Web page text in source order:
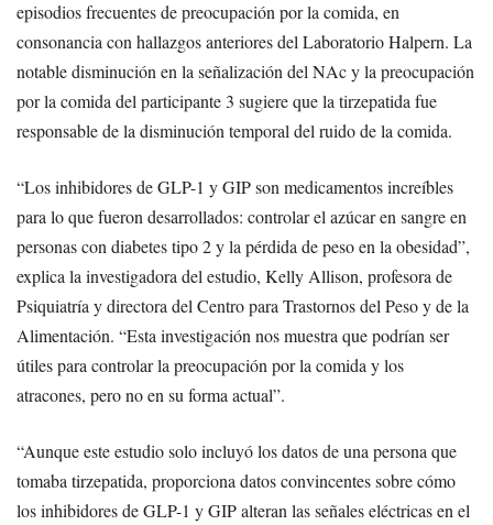
episodios frecuentes de preocupación por la comida, en
consonancia con hallazgos anteriores del Laboratorio Halpern. La
notable disminución en la señalización del NAc y la preocupación
por la comida del participante 3 sugiere que la tirzepatida fue
responsable de la disminución temporal del ruido de la comida.
“Los inhibidores de GLP-1 y GIP son medicamentos increíbles
para lo que fueron desarrollados: controlar el azúcar en sangre en
personas con diabetes tipo 2 y la pérdida de peso en la obesidad”,
explica la investigadora del estudio, Kelly Allison, profesora de
Psiquiatría y directora del Centro para Trastornos del Peso y de la
Alimentación. “Esta investigación nos muestra que podrían ser
útiles para controlar la preocupación por la comida y los
atracones, pero no en su forma actual”.
“Aunque este estudio solo incluyó los datos de una persona que
tomaba tirzepatida, proporciona datos convincentes sobre cómo
los inhibidores de GLP-1 y GIP alteran las señales eléctricas en el